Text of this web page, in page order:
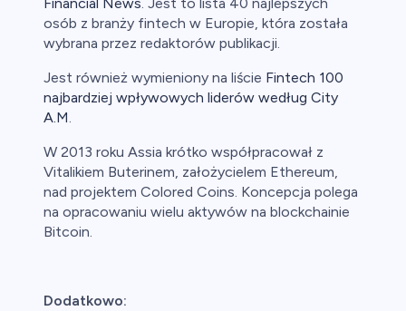
osób z branży fintech w Europie, która została
wybrana przez redaktorów publikacji.
Jest również wymieniony na liście Fintech 100
najbardziej wpływowych liderów według City
A.M.
W 2013 roku Assia krótko współpracował z
Vitalikiem Buterinem, założycielem Ethereum,
nad projektem Colored Coins. Koncepcja polega
na opracowaniu wielu aktywów na blockchainie
Bitcoin.
Dodatkowo: